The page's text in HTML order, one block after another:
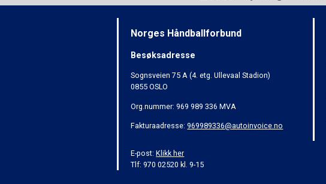
Norges Håndballforbund
Besøksadresse
Sognsveien 75 A (4. etg. Ullevaal Stadion)
0855 OSLO
Org.nummer: 969 989 336 MVA
Fakturaadresse:969989336@autoinvoice.no
E-post:Klikk her
Tlf: 970 02520 kl. 9-15